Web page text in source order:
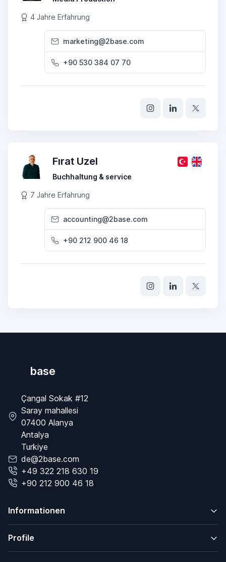
4 Jahre Erfahrung
marketing@2base.com
+90 530 384 07 70
Fırat Uzel
Buchhaltung & service
7 Jahre Erfahrung
accounting@2base.com
+90 212 900 46 18
base
Çangal Sokak #12
Saray mahallesi
07400 Alanya
Antalya
Turkiye
de@2base.com
+49 322 218 630 19
+90 212 900 46 18
Informationen
Profile